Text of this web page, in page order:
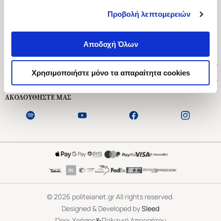
Προβολή λεπτομερειών
Αποδοχή Όλων
Χρησιμοποιήστε μόνο τα απαραίτητα cookies
Ασκληπιού 1-3, Αθήνα 106 79
Δευτέρα - Παρασκευή 09:00-21:00
Εξυπηρέτηση Πελατών
ΑΚΟΛΟΥΘΗΣΤΕ ΜΑΣ
©2026 politeianet.gr All rights reserved.
Designed & Developed bySleed